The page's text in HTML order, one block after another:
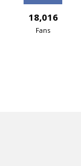
18,016
Fans